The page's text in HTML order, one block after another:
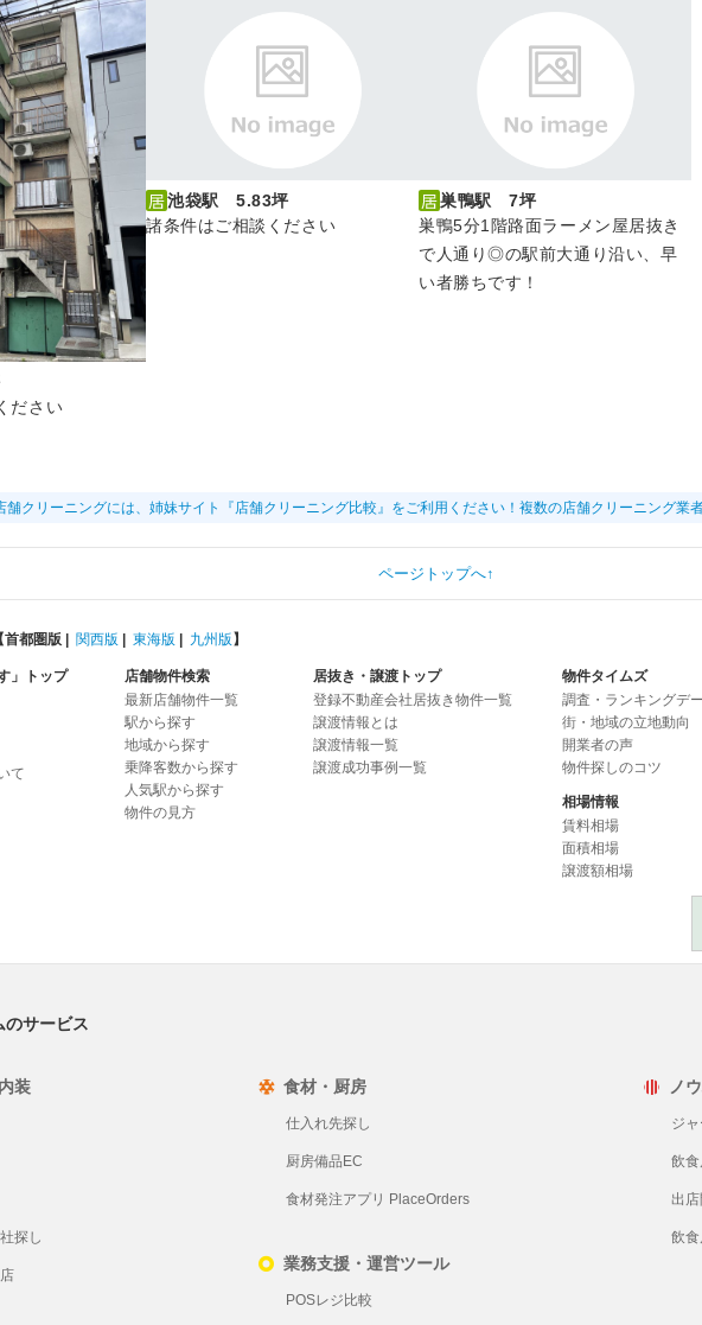
ださい
池袋駅 5.83坪
諸条件はご相談ください
巣鴨駅 7坪
巣鴨5分1階路面ラーメン屋居抜き
で人通り◎の駅前大通り沿い、早
い者勝ちです！
舗クリーニングには、姉妹サイト『店舗クリーニング比較』をご利用ください！複数の店舗クリーニング業
ページトップへ↑
首都圏版 関西版 東海版 九州版 】
」トップ
て
店舗物件検索
最新店舗物件一覧
駅から探す
地域から探す
乗降客数から探す
人気駅から探す
物件の見方
居抜き・譲渡トップ
登録不動産会社居抜き物件一覧
譲渡情報とは
譲渡情報一覧
譲渡成功事例一覧
物件タイムズ
調査・ランキングデ
街・地域の立地動向
開業者の声
物件探しのコツ
相場情報
賃料相場
面積相場
譲渡額相場
のサービス
装
探し
食材・厨房
仕入れ先探し
厨房備品EC
食材発注アプリ PlaceOrders
業務支援・運営ツール
POSレジ比較
ノ
ジ
飲
出
飲